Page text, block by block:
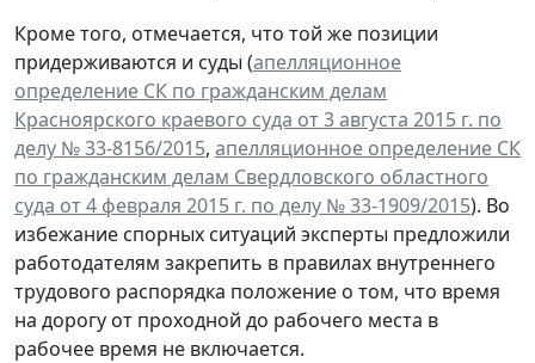
Кроме того, отмечается, что той же позиции
придерживаются и суды (апелляционное
определение СК по гражданским делам
Красноярского краевого суда от 3 августа 2015 г. по
делу № 33-8156/2015, апелляционное определение СК
по гражданским делам Свердловского областного
суда от 4 февраля 2015 г. по делу № 33-1909/2015). Во
избежание спорных ситуаций эксперты предложили
работодателям закрепить в правилах внутреннего
трудового распорядка положение о том, что время
на дорогу от проходной до рабочего места в
рабочее время не включается.